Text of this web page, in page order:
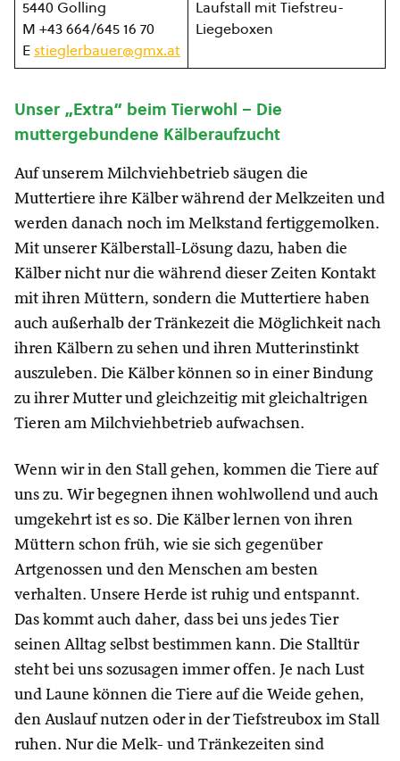
5440 Golling
M +43 664/645 16 70
E stieglerbauer@gmx.at
Laufstall mit Tiefstreu-
Liegeboxen
Unser „Extra“ beim Tierwohl – Die
muttergebundene Kälberaufzucht
Auf unserem Milchviehbetrieb säugen die
Muttertiere ihre Kälber während der Melkzeiten und
werden danach noch im Melkstand fertiggemolken.
Mit unserer Kälberstall-Lösung dazu, haben die
Kälber nicht nur die während dieser Zeiten Kontakt
mit ihren Müttern, sondern die Muttertiere haben
auch außerhalb der Tränkezeit die Möglichkeit nach
ihren Kälbern zu sehen und ihren Mutterinstinkt
auszuleben. Die Kälber können so in einer Bindung
zu ihrer Mutter und gleichzeitig mit gleichaltrigen
Tieren am Milchviehbetrieb aufwachsen.
Wenn wir in den Stall gehen, kommen die Tiere auf
uns zu. Wir begegnen ihnen wohlwollend und auch
umgekehrt ist es so. Die Kälber lernen von ihren
Müttern schon früh, wie sie sich gegenüber
Artgenossen und den Menschen am besten
verhalten. Unsere Herde ist ruhig und entspannt.
Das kommt auch daher, dass bei uns jedes Tier
seinen Alltag selbst bestimmen kann. Die Stalltür
steht bei uns sozusagen immer offen. Je nach Lust
und Laune können die Tiere auf die Weide gehen,
den Auslauf nutzen oder in der Tiefstreubox im Stall
ruhen. Nur die Melk- und Tränkezeiten sind